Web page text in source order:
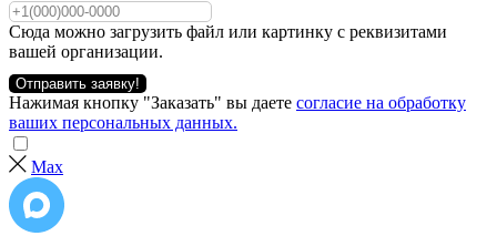
Сюда можно загрузить файл или картинку с реквизитами
вашей организации.
Отправить заявку!
Нажимая кнопку "Заказать" вы даете согласие на обработку
ваших персональных данных.
Max